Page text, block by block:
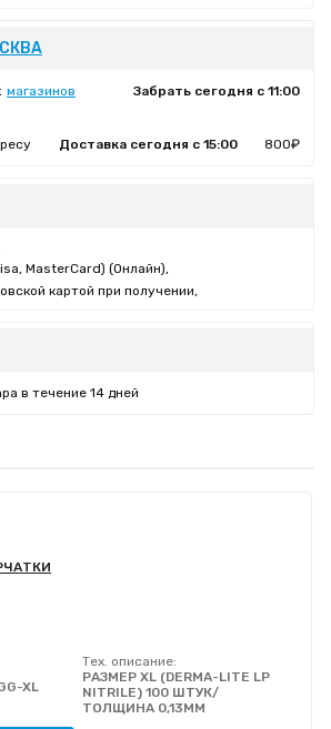
магазинов
Забрать сегодня с 11:00
Доставка сегодня с 15:00 800₽
MasterCard) (Онлайн),
картой при получении,
в течение 14 дней
XL
Тех. описание:
РАЗМЕР XL (DERMA-LITE LP
NITRILE) 100 ШТУК/
ТОЛЩИНА 0,13MM